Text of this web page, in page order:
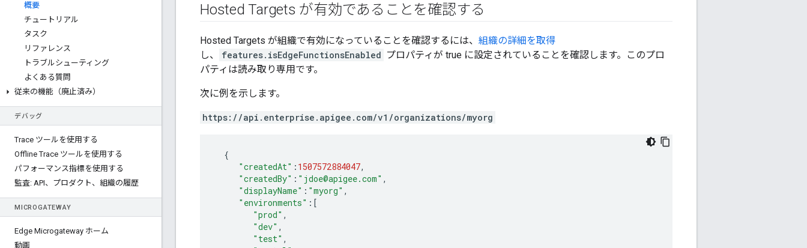
概要
チュートリアル
タスク
リファレンス
トラブルシューティング
よくある質問
従来の機能（廃止済み）
デバッグ
Trace ツールを使用する
Offline Trace ツールを使用する
パフォーマンス指標を使用する
監査: API、プロダクト、組織の履歴
MICROGATEWAY
Edge Microgateway ホーム
動画
Hosted Targets が有効であることを確認する
Hosted Targets が組織で有効になっていることを確認するには、 組織の詳細を取得
し、
features.isEdgeFunctionsEnabled プロパティが true に設定されていることを確認します。このプロ
パティは読み取り専用です。
次に例を示します。
https://api.enterprise.apigee.com/v1/organizations/myorg
{
"createdAt" : 1507572884047,
"createdBy" : "jdoe@apigee.com" ,
"displayName" : "myorg" ,
"environments" :[
"prod" ,
"dev" ,
"test" ,